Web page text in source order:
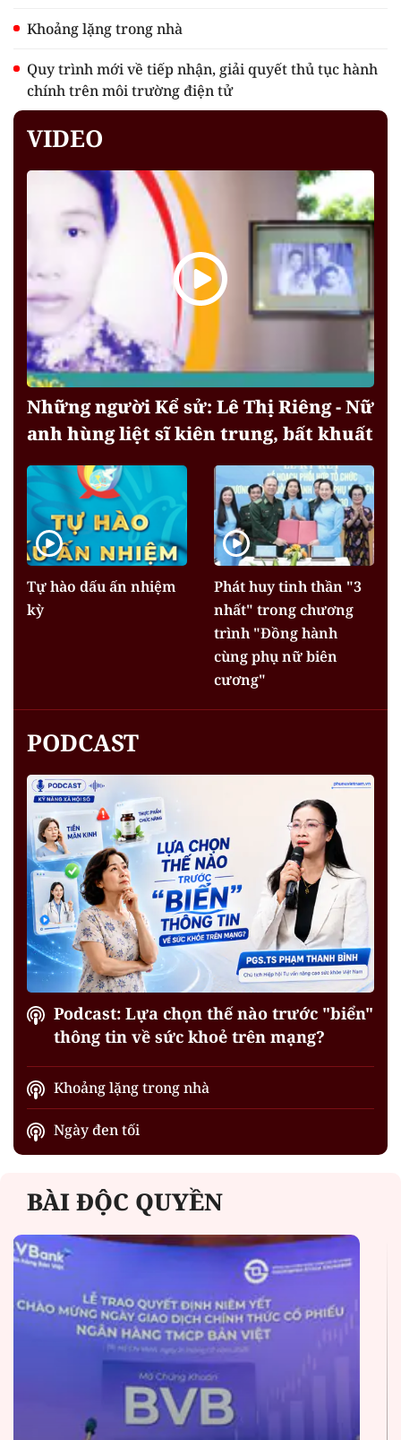
Khoảng lặng trong nhà
Quy trình mới về tiếp nhận, giải quyết thủ tục hành
chính trên môi trường điện tử
VIDEO
Những người Kể sử: Lê Thị Riêng - Nữ
anh hùng liệt sĩ kiên trung, bất khuất
Tự hào dấu ấn nhiệm
kỳ
Phát huy tinh thần "3
nhất" trong chương
trình "Đồng hành
cùng phụ nữ biên
cương"
PODCAST
Podcast: Lựa chọn thế nào trước "biển"
thông tin về sức khoẻ trên mạng?
Khoảng lặng trong nhà
Ngày đen tối
BÀI ĐỘC QUYỀN